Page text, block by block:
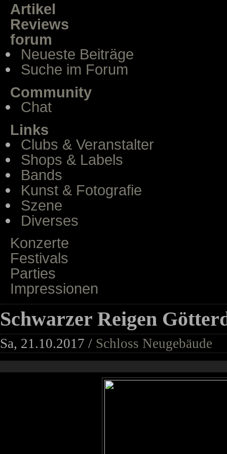
Artikel
Reviews
forum
Neueste Beiträge
Suche im Forum
Community
Chat
Links
Clubs & Veranstalter
Shops & Labels
Bands
Kunst & Fotografie
Szene
Diverses
Konzerte
Festivals
Parties
Impressionen
Schwarzer Reigen
Sa, 21.10.2017 / Schloss Neugebäude